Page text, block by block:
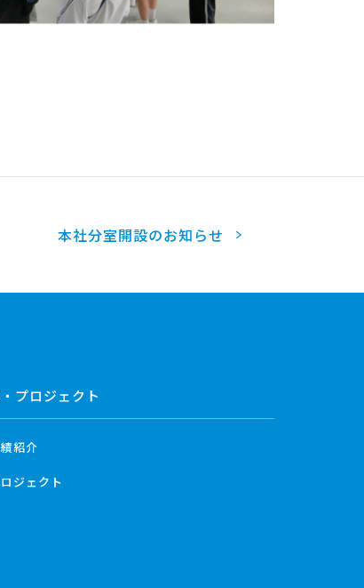
本社分室開設のお知らせ
プロジェクト
紹介
ジェクト